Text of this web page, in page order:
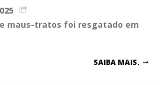
maus-tratos foi resgatado em
SAIBA MAIS.